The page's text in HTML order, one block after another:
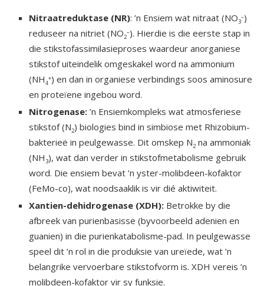
Nitraatreduktase (NR): ’n Ensiem wat nitraat (NO3
–)
reduseer na nitriet (NO2
–). Hierdie is die eerste stap in
die stikstofassimilasieproses waardeur anorganiese
stikstof uiteindelik omgeskakel word na ammonium
(NH4
+) en dan in organiese verbindings soos aminosure
en proteïene ingebou word.
Nitrogenase: ’n Ensiemkompleks wat atmosferiese
stikstof (N2) biologies bind in simbiose met Rhizobium-
bakterieë in peulgewasse. Dit omskep N2 na ammoniak
(NH3), wat dan verder in stikstofmetabolisme gebruik
word. Die ensiem bevat ’n yster-molibdeen-kofaktor
(FeMo-co), wat noodsaaklik is vir dié aktiwiteit.
Xantien-dehidrogenase (XDH): Betrokke by die
afbreek van purienbasisse (byvoorbeeld adenien en
guanien) in die purienkatabolisme-pad. In peulgewasse
speel dit ’n rol in die produksie van ureïede, wat ’n
belang­rike vervoerbare stikstofvorm is. XDH vereis ’n
molibdeen-kofaktor vir sy funksie.